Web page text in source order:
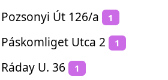
Pozsonyi Út 126/a 1
Páskomliget Utca 2 1
Ráday U. 36 1